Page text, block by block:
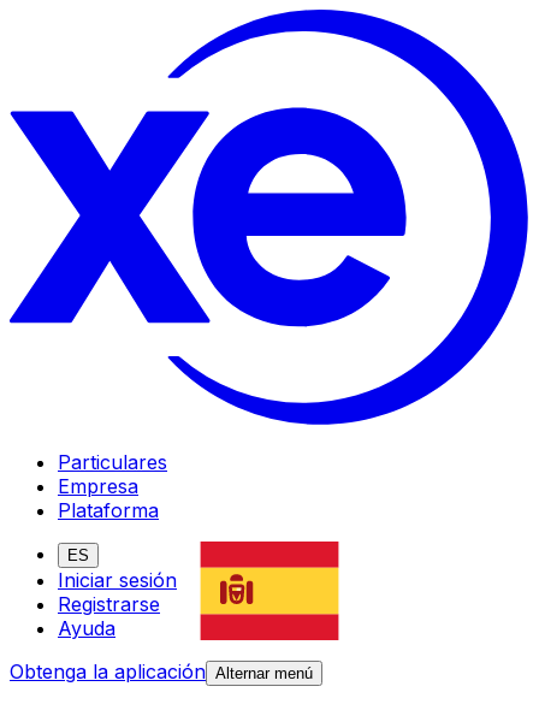
Particulares
Empresa
Plataforma
ES
Iniciar sesión
Registrarse
Ayuda
Obtenga la aplicación Alternar menú